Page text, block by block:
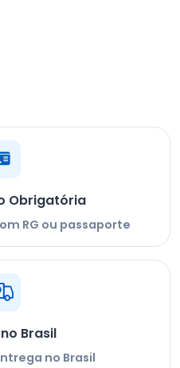
Obrigatória
RG ou passaporte
Brasil
no Brasil